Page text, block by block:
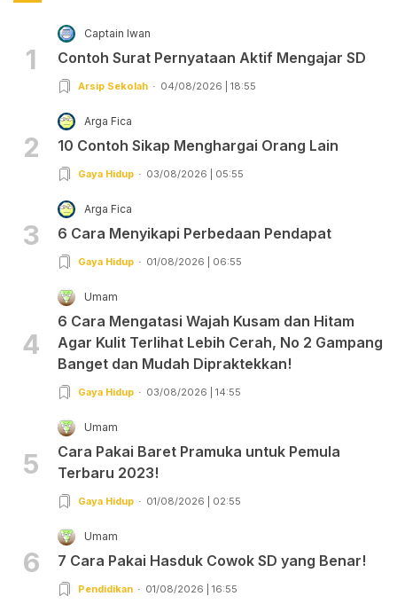
1
Captain Iwan
Contoh Surat Pernyataan Aktif Mengajar SD
Arsip Sekolah 04/08/2026 | 18:55
2
Arga Fica
10 Contoh Sikap Menghargai Orang Lain
Gaya Hidup 03/08/2026 | 05:55
3
Arga Fica
6 Cara Menyikapi Perbedaan Pendapat
Gaya Hidup 01/08/2026 | 06:55
4
Umam
6 Cara Mengatasi Wajah Kusam dan Hitam
Agar Kulit Terlihat Lebih Cerah, No 2 Gampang
Banget dan Mudah Dipraktekkan!
Gaya Hidup 03/08/2026 | 14:55
5
Umam
Cara Pakai Baret Pramuka untuk Pemula
Terbaru 2023!
Gaya Hidup 01/08/2026 | 02:55
6
Umam
7 Cara Pakai Hasduk Cowok SD yang Benar!
Pendidikan 01/08/2026 | 16:55